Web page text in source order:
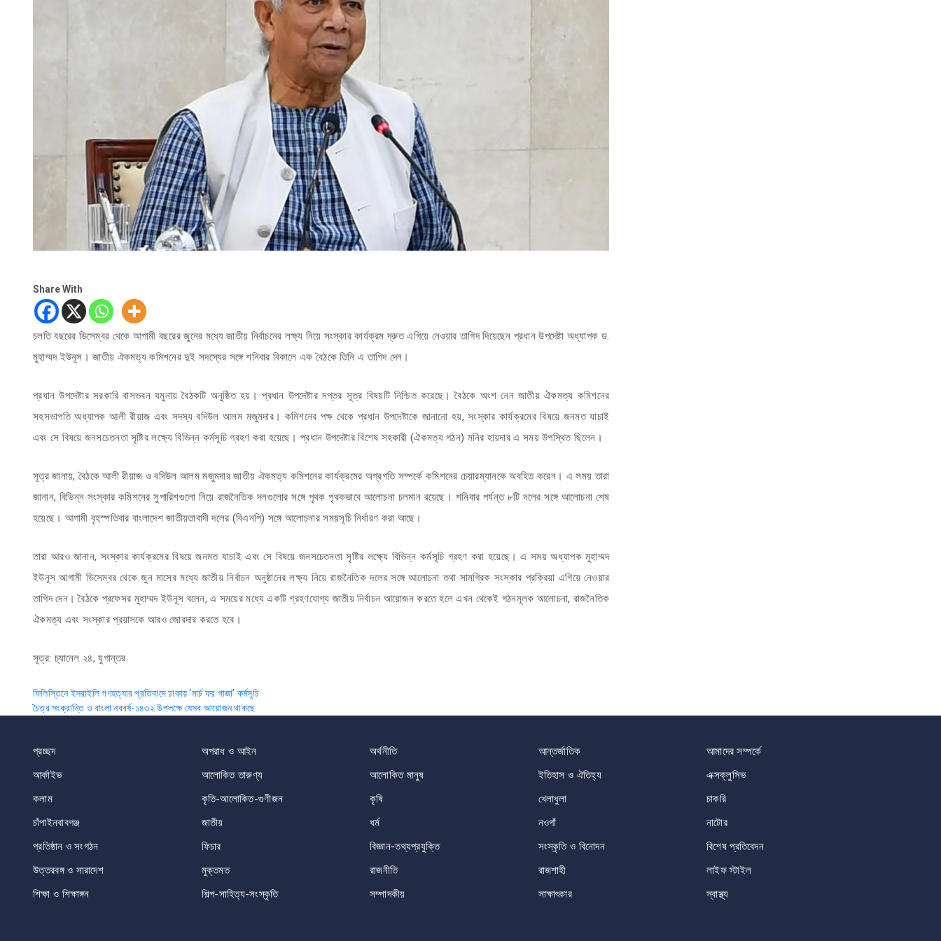
Share With
চলতি বছরের ডিসেম্বর থেকে আগামী বছরের জুনের মধ্যে জাতীয় নির্বাচনের লক্ষ্য নিয়ে সংস্কার কার্যক্রম দ্রুত এগিয়ে নেওয়ার তাগিদ দিয়েছেন প্রধান উপদেষ্টা অধ্যাপক ড.
মুহাম্মদ ইউনূস। জাতীয় ঐকমত্য কমিশনের দুই সদস্যের সঙ্গে শনিবার বিকালে এক বৈঠকে তিনি এ তাগিদ দেন।
প্রধান উপদেষ্টার সরকারি বাসভবন যমুনায় বৈঠকটি অনুষ্ঠিত হয়। প্রধান উপদেষ্টার দপ্তর সূত্র বিষয়টি নিশ্চিত করেছে। বৈঠকে অংশ নেন জাতীয় ঐকমত্য কমিশনের
সহসভাপতি অধ্যাপক আলী রীয়াজ এবং সদস্য বদিউল আলম মজুমদার। কমিশনের পক্ষ থেকে প্রধান উপদেষ্টাকে জানানো হয়, সংস্কার কার্যক্রমের বিষয়ে জনমত যাচাই
এবং সে বিষয়ে জনসচেতনতা সৃষ্টির লক্ষ্যে বিভিন্ন কর্মসূচি গ্রহণ করা হয়েছে। প্রধান উপদেষ্টার বিশেষ সহকারী (ঐকমত্য গঠন) মনির হায়দার এ সময় উপস্থিত ছিলেন।
সূত্র জানায়, বৈঠকে আলী রীয়াজ ও বদিউল আলম মজুমদার জাতীয় ঐকমত্য কমিশনের কার্যক্রমের অগ্রগতি সম্পর্কে কমিশনের চেয়ারম্যানকে অবহিত করেন। এ সময় তারা
জানান, বিভিন্ন সংস্কার কমিশনের সুপারিশগুলো নিয়ে রাজনৈতিক দলগুলোর সঙ্গে পৃথক পৃথকভাবে আলোচনা চলমান রয়েছে। শনিবার পর্যন্ত ৮টি দলের সঙ্গে আলোচনা শেষ
হয়েছে। আগামী বৃহস্পতিবার বাংলাদেশ জাতীয়তাবাদী দলের (বিএনপি) সঙ্গে আলোচনার সময়সূচি নির্ধারণ করা আছে।
তারা আরও জানান, সংস্কার কার্যক্রমের বিষয়ে জনমত যাচাই এবং সে বিষয়ে জনসচেতনতা সৃষ্টির লক্ষ্যে বিভিন্ন কর্মসূচি গ্রহণ করা হয়েছে। এ সময় অধ্যাপক মুহাম্মদ
ইউনূস আগামী ডিসেম্বর থেকে জুন মাসের মধ্যে জাতীয় নির্বাচন অনুষ্ঠানের লক্ষ্য নিয়ে রাজনৈতিক দলের সঙ্গে আলোচনা তথা সামগ্রিক সংস্কার প্রক্রিয়া এগিয়ে নেওয়ার
তাগিদ দেন। বৈঠকে প্রফেসর মুহাম্মদ ইউনূস বলেন, এ সময়ের মধ্যে একটি গ্রহণযোগ্য জাতীয় নির্বাচন আয়োজন করতে হলে এখন থেকেই গঠনমূলক আলোচনা, রাজনৈতিক
ঐকমত্য এবং সংস্কার প্রয়াসকে আরও জোরদার করতে হবে।
সূত্র: চ্যানেল ২৪, যুগান্তর
Post
navigation
ফিলিস্তিনে ইসরাইলি গণহত্যার প্রতিবাদে ঢাকায় ‘মার্চ ফর গাজা’ কর্মসূচি
চৈত্র সংক্রান্তি ও বাংলা নববর্ষ-১৪৩২ উপলক্ষে যেসব আয়োজন থাকছে
প্রচ্ছদ অপরাধ ও আইন অর্থনীতি আন্তর্জাতিক
আমাদের সম্পর্কে
আর্কাইভ
আলোকিত তারুণ্য আলোকিত মানুষ ইতিহাস ও ঐতিহ্য
এক্সক্লুসিভ
কলাম
কৃতি-আলোকিত-গুণীজন কৃষি খেলাধুলা
চাকরি
চাঁপাইনবাবগঞ্জ
জাতীয় ধর্ম নওগাঁ
নাটোর
প্রতিষ্ঠান ও সংগঠন
ফিচার বিজ্ঞান-তথ্যপ্রযুক্তি সংস্কৃতি ও বিনোদন
বিশেষ প্রতিবেদন
উত্তরবঙ্গ ও সারাদেশ
মুক্তমত রাজনীতি রাজশাহী
লাইফ স্টাইল
শিক্ষা ও শিক্ষাঙ্গন
শিল্প-সাহিত্য-সংস্কৃতি সম্পাদকীয় সাক্ষাৎকার স্বাস্থ্য